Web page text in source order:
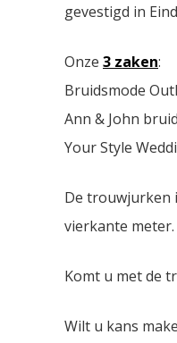
gevestigd in
Onze 3 zaken:
Bruidsmode
Ann & John
Your Style
De trouwjurken
vierkante meter.
Komt u met de
Wilt u kans